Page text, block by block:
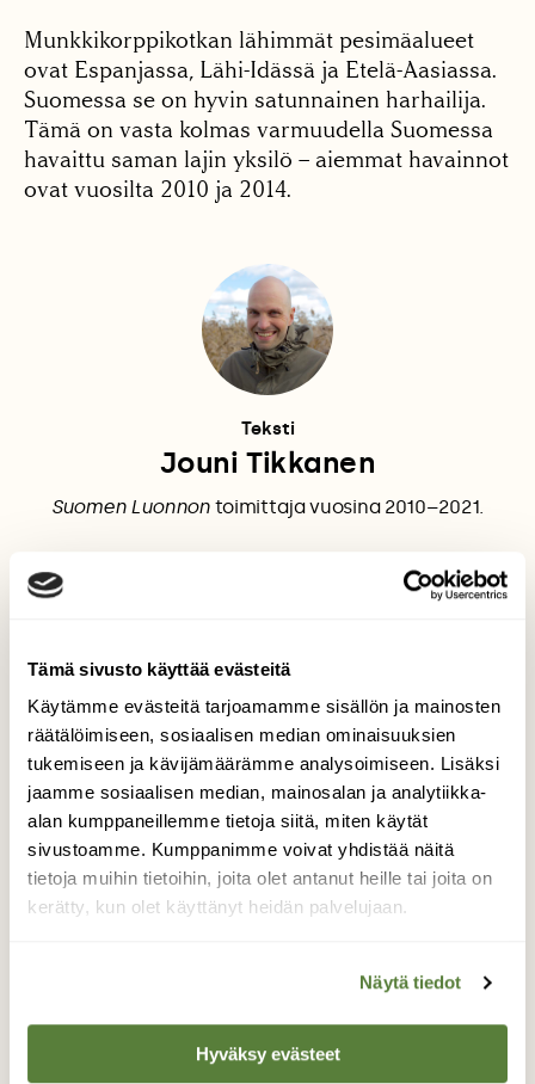
Tämä sivusto käyttää evästeitä
Käytämme evästeitä tarjoamamme sisällön ja mainosten
räätälöimiseen, sosiaalisen median ominaisuuksien
tukemiseen ja kävijämäärämme analysoimiseen. Lisäksi
jaamme sosiaalisen median, mainosalan ja analytiikka-
alan kumppaneillemme tietoja siitä, miten käytät
sivustoamme. Kumppanimme voivat yhdistää näitä
tietoja muihin tietoihin, joita olet antanut heille tai joita on
kerätty, kun olet käyttänyt heidän palvelujaan.
Näytä tiedot
Hyväksy evästeet
Munkkikorppikotkan lähimmät pesimäalueet
ovat Espanjassa, Lähi-Idässä ja Etelä-Aasiassa.
Suomessa se on hyvin satunnainen harhailija.
Tämä on vasta kolmas varmuudella Suomessa
havaittu saman lajin yksilö – aiemmat havainnot
ovat vuosilta 2010 ja 2014.
Teksti
Jouni Tikkanen
Suomen Luonnontoimittaja vuosina 2010–2021.
Tilaa Suomen Luonto
Tue ajankohtaista ja asiantuntevaa
luonto- ja ympäristöjournalismia.
Tilaa Suomen Luonto ja tule mukaan
luonnonystävien joukkoon!
Tilaa nyt!